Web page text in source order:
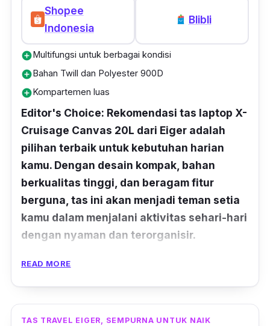
Shopee
Indonesia
Blibli
add_circleMultifungsi untuk berbagai kondisi
add_circleBahan Twill dan Polyester 900D
add_circleKompartemen luas
Editor's Choice: Rekomendasi tas laptop X-
Cruisage Canvas 20L dari Eiger adalah
pilihan terbaik untuk kebutuhan harian
kamu. Dengan desain kompak, bahan
berkualitas tinggi, dan beragam fitur
berguna, tas ini akan menjadi teman setia
kamu dalam menjalani aktivitas sehari-hari
dengan nyaman dan terorganisir.
Untuk kamu yang sedang mencari tas laptop
tepat. X-Cruisage Canvas 20L adalah solusi
READ MORE
TAS TRAVEL EIGER, SEMPURNA UNTUK NAIK